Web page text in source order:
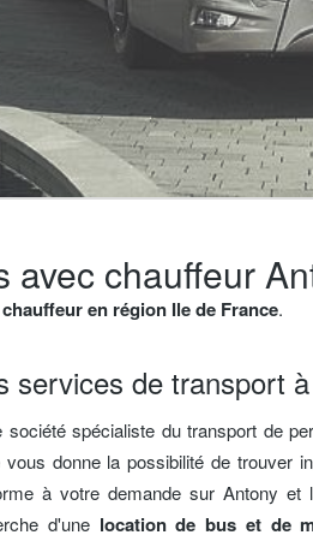
chauffeur
en région Ile de France.
services de transport
société spécialiste du transport de
vous donne la possibilité de trouver
à votre demande sur Antony et
d'une location de bus et de